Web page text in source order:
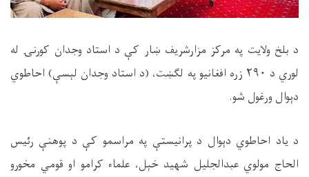
د بلخ ولایت په مرکز مزارشريف ښار کې د استاد وجدان کورنۍ له
لوري د ۲۹۰ زره افغانيو په لګښت، (د استاد وجدان لېسې) احاطوي
دېوال ورغول شو.
د یاد احاطوي دېوال د پرانیستې په مراسمو کې د پوهنې رئیس
الحاج مولوي عبدالجلیل شهید خېل، علماء کرامو او قومي مخورو